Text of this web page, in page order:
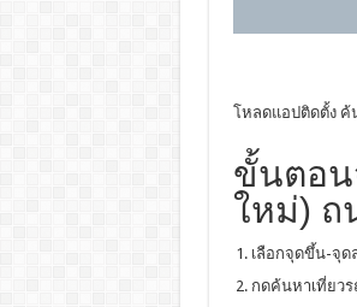
โหลดแอปติดตั้ง ค้
ขั้นตอน
ใหม่)
เลือกจุดขึ้น-จุด
กดค้นหาเที่ยวร